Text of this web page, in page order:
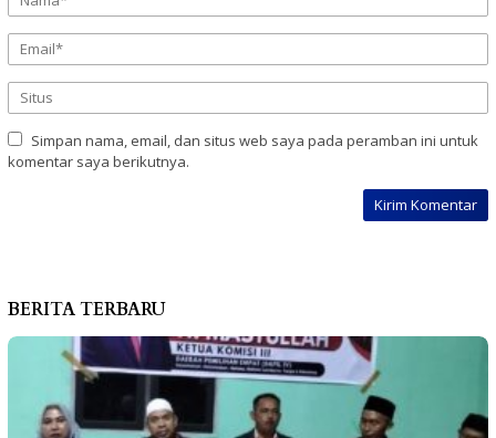
Simpan nama, email, dan situs web saya pada peramban ini untuk
komentar saya berikutnya.
BERITA TERBARU